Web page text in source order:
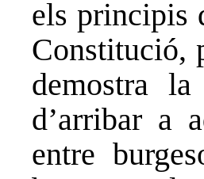
els principis
Constitució,
demostra
d’arribar a
entre